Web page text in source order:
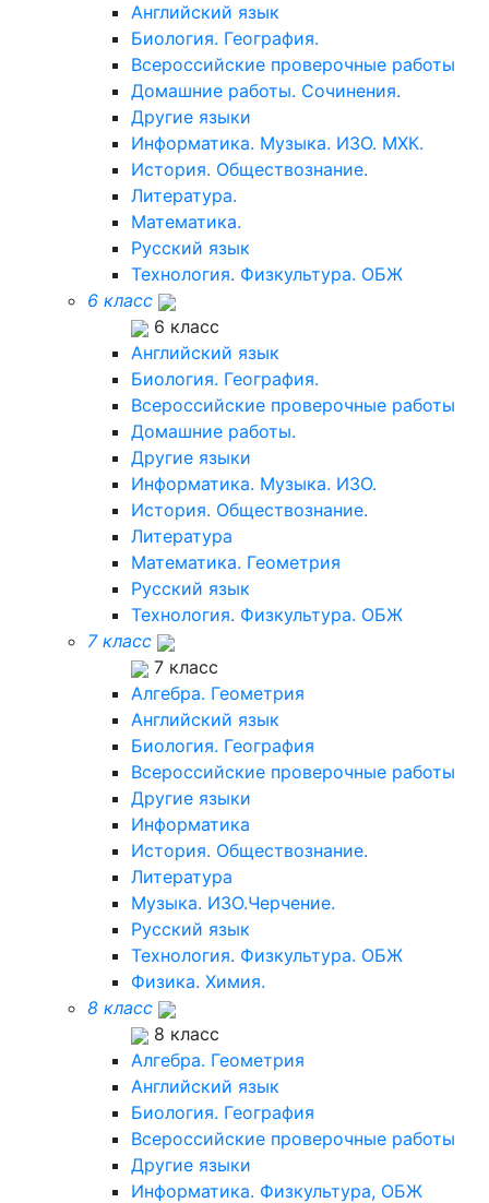
Английский язык
Биология. География.
Всероссийские проверочные работы
Домашние работы. Сочинения.
Другие языки
Информатика. Музыка. ИЗО. МХК.
История. Обществознание.
Литература.
Математика.
Русский язык
Технология. Физкультура. ОБЖ
6 класс
6 класс
Английский язык
Биология. География.
Всероссийские проверочные работы
Домашние работы.
Другие языки
Информатика. Музыка. ИЗО.
История. Обществознание.
Литература
Математика. Геометрия
Русский язык
Технология. Физкультура. ОБЖ
7 класс
7 класс
Алгебра. Геометрия
Английский язык
Биология. География
Всероссийские проверочные работы
Другие языки
Информатика
История. Обществознание.
Литература
Музыка. ИЗО.Черчение.
Русский язык
Технология. Физкультура. ОБЖ
Физика. Химия.
8 класс
8 класс
Алгебра. Геометрия
Английский язык
Биология. География
Всероссийские проверочные работы
Другие языки
Информатика. Физкультура, ОБЖ